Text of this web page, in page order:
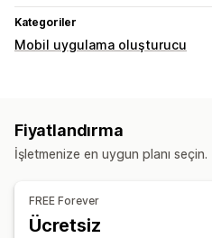
Kategoriler
Mobil uygulama oluşturucu
Ürün sayfaları
Sürükle ve bırak
Çoklu para birimi Gerçek
Anlık bildirimler
Fiyatlandırma
İşletmenize en uygun planı seçin.
FREE Forever
Ücretsiz